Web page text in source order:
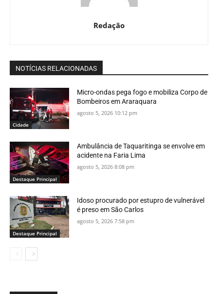
Redação
NOTÍCIAS RELACIONADAS
Cidade
Micro-ondas pega fogo e mobiliza Corpo de
Bombeiros em Araraquara
agosto 5, 2026 10:12 pm
Destaque Principal
Ambulância de Taquaritinga se envolve em
acidente na Faria Lima
agosto 5, 2026 8:08 pm
Destaque Principal
Idoso procurado por estupro de vulnerável
é preso em São Carlos
agosto 5, 2026 7:58 pm